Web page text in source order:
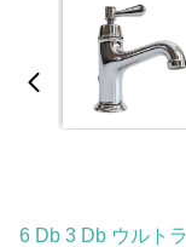
6 Db 3 Db ウルト